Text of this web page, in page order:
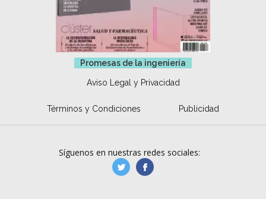
Promesas de la ingeniería
Aviso Legal y Privacidad
Términos y Condiciones Publicidad
Síguenos en nuestras redes sociales:
manufacturaGE